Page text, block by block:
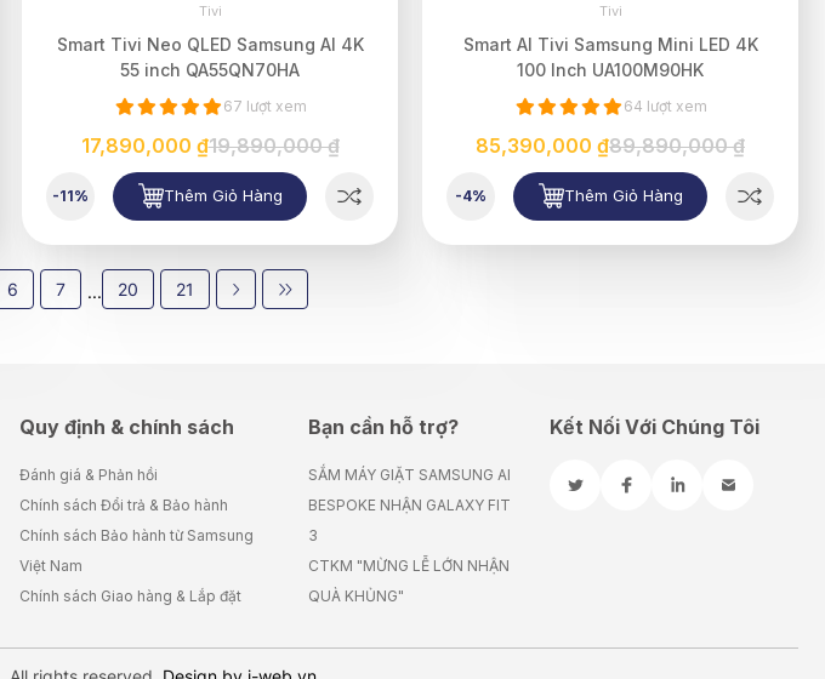
Tivi
Smart Tivi Neo QLED Samsung AI 4K
55 inch QA55QN70HA
67 lượt xem
17,890,000 ₫19,890,000 ₫
-11% Thêm Giỏ Hàng
Tivi
Smart AI Tivi Samsung Mini LED 4K
100 Inch UA100M90HK
64 lượt xem
85,390,000 ₫89,890,000 ₫
-4% Thêm Giỏ Hàng
6 7 ... 20 21
Quy định & chính sách
Đánh giá & Phản hồi
Chính sách Đổi trả & Bảo hành
Chính sách Bảo hành từ Samsung
Việt Nam
Chính sách Giao hàng & Lắp đặt
Bạn cần hỗ trợ?
SẮM MÁY GIẶT SAMSUNG AI
BESPOKE NHẬN GALAXY FIT
3
CTKM "MỪNG LỄ LỚN NHẬN
QUÀ KHỦNG"
Kết Nối Với Chúng Tôi